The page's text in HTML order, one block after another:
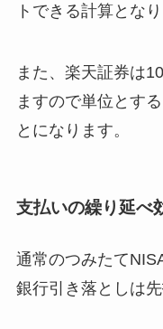
トできる計算となり
また、楽天証券は
ますので単位とす
とになります。
支払いの繰り延べ
通常のつみたて
銀行引き落としは